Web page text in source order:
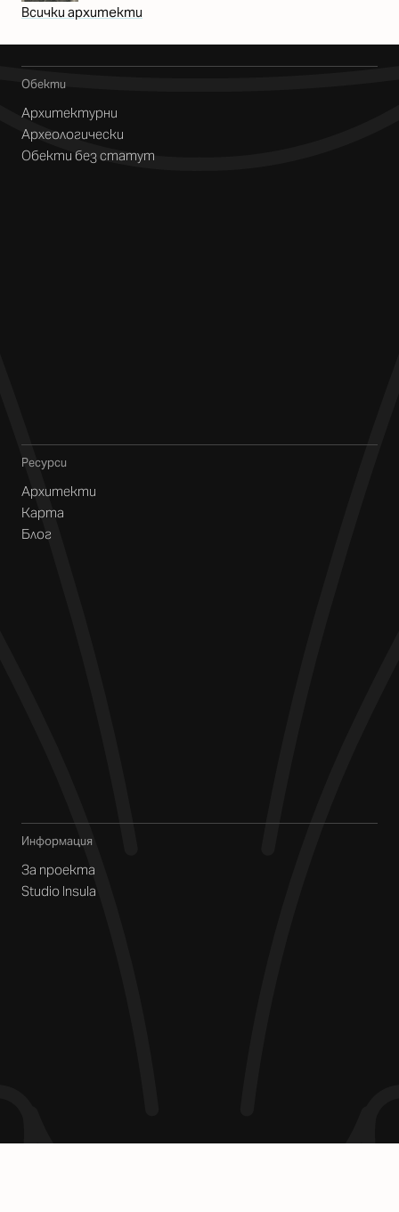
Всички архитекти
Обекти
Архитектурни
Археологически
Обекти без статут
Ресурси
Архитекти
Карта
Блог
Информация
За проекта
Studio Insula